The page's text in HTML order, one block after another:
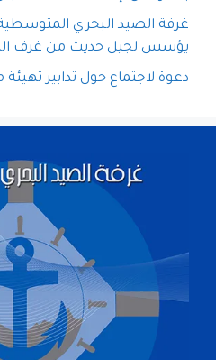
غرفة الصيد البحري المتوسطية
يؤسس لجيل حديث من غرف
دعوة لاجتماع حول تدابير تهيئة